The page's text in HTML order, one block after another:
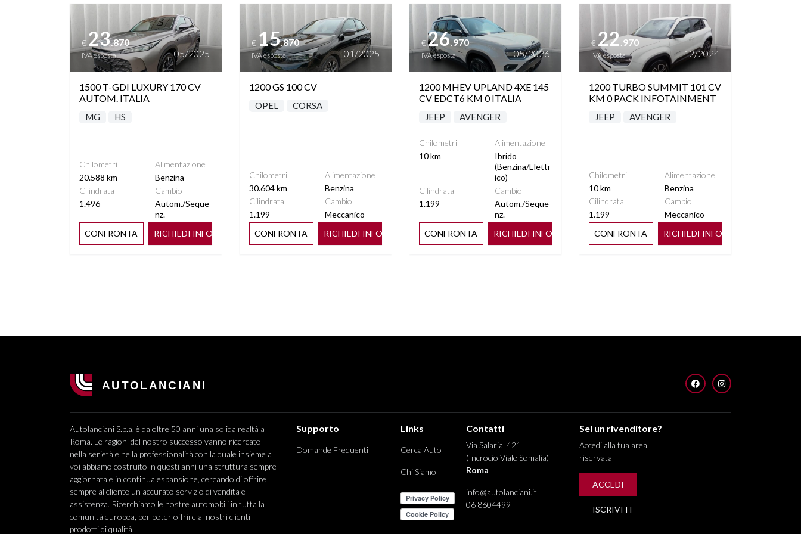
TRAZIONE INTEGRALE
VANO PORTABAGAGLI
AUTOMATICO
VARIAZIONE ASSETTO
FARI LED PDLS
VOLANTE MULTIFUNZIONE
SPORTIVO
PORSCHE STABILITY
MANAGEMENT
Vedi dettagli
€23.870
IVA esposta 05/2025
1500 T-GDI LUXURY 170 CV
AUTOM. ITALIA
MG HS
Chilometri
20.588 km
Alimentazione
Benzina
Cilindrata
1.496
Cambio
Autom./Seque
nz.
CONFRONTA
RICHIEDI INFO
Vedi dettagli
€15.870
IVA esposta 01/2025
1200 GS 100 CV
OPEL CORSA
Chilometri
30.604 km
Alimentazione
Benzina
Cilindrata
1.199
Cambio
Meccanico
CONFRONTA
RICHIEDI INFO
Vedi dettagli
€26.970
IVA esposta 05/2026
1200 MHEV UPLAND 4XE 145
CV EDCT6 KM 0 ITALIA
JEEP AVENGER
Chilometri
10 km
Alimentazione
Ibrido
(Benzina/Elettr
ico)
Cilindrata
1.199
Cambio
Autom./Seque
nz.
CONFRONTA
RICHIEDI INFO
Vedi dettagli
€22.970
IVA esposta 12/2024
1200 TURBO SUMMIT 101 CV
KM 0 PACK INFOTAINMENT
JEEP AVENGER
Chilometri
10 km
Alimentazione
Benzina
Cilindrata
1.199
Cambio
Meccanico
CONFRONTA
RICHIEDI INFO
FACEBOOKINSTAGRAM
Autolanciani S.p.a. è da oltre 50 anni una solida realtà a
Roma. Le ragioni del nostro successo vanno ricercate
nella serietà e nella professionalità con la quale insieme a
voi abbiamo costruito in questi anni una struttura sempre
aggiornata e in continua espansione, cercando di offrire
sempre al cliente un accurato servizio di vendita e
assistenza. Ricerchiamo le nostre automobili in tutta la
comunità europea, per poter offrire ai nostri clienti
prodotti di qualità.
Supporto
Domande Frequenti
Links
Cerca Auto
Chi Siamo
Contatti
Via Salaria, 421
(Incrocio Viale Somalia)
Roma
info@autolanciani.it
06 8604499
Sei un rivenditore?
Accedi alla tua area
riservata
ACCEDI
ISCRIVITI